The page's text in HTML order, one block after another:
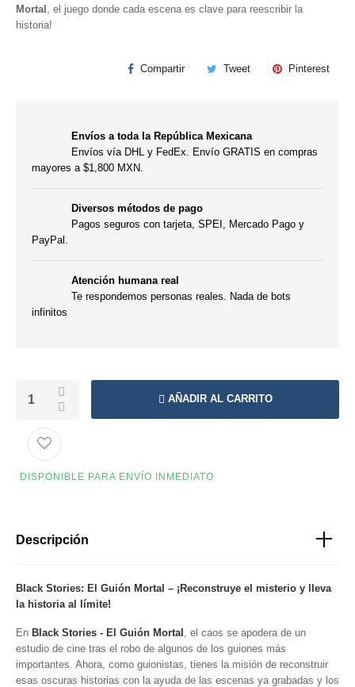
Mortal , el juego donde cada escena es clave para reescribir la
historia!
Compartir Tweet Pinterest
Envíos a toda la República Mexicana
Envíos vía DHL y FedEx. Envío GRATIS en compras
mayores a $1,800 MXN.
Diversos métodos de pago
Pagos seguros con tarjeta, SPEI, Mercado Pago y
PayPal.
Atención humana real
Te respondemos personas reales. Nada de bots
infinitos
AÑADIR AL CARRITO
DISPONIBLE PARA ENVÍO INMEDIATO
Descripción
Black Stories: El Guión Mortal – ¡Reconstruye el misterio y lleva
la historia al límite!
En Black Stories - El Guión Mortal , el caos se apodera de un
estudio de cine tras el robo de algunos de los guiones más
importantes. Ahora, como guionistas, tienes la misión de reconstruir
esas oscuras historias con la ayuda de las escenas ya grabadas y los